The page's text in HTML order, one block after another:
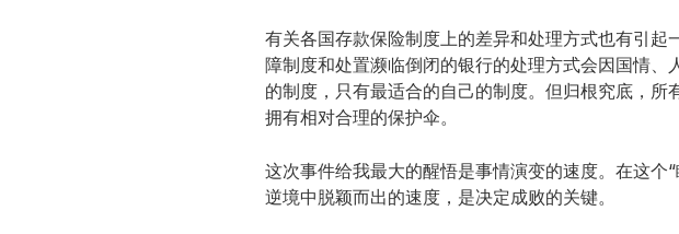
有关各国存款保险制度上的差异和处理方式也有引
障制度和处置濒临倒闭的银行的处理方式会因国情
的制度，只有最适合的自己的制度。但归根究底，
拥有相对合理的保护伞。
这次事件给我最大的醒悟是事情演变的速度。在这
逆境中脱颖而出的速度，是决定成败的关键。